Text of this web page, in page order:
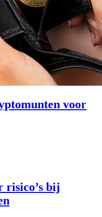
voor
risico’s bij